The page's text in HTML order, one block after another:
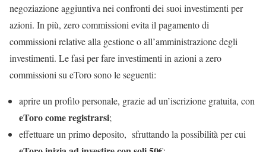
negoziazione aggiuntiva nei confronti dei suoi investimenti per
azioni. In più, zero commissioni evita il pagamento di
commissioni relative alla gestione o all’amministrazione degli
investimenti. Le fasi per fare investimenti in azioni a zero
commissioni su eToro sono le seguenti:
aprire un profilo personale, grazie ad un’iscrizione gratuita, con
eToro come registrarsi;
effettuare un primo deposito, sfruttando la possibilità per cui